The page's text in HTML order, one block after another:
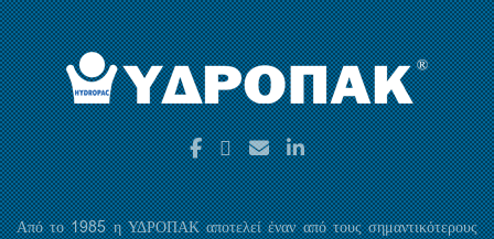
Από το 1985 η ΥΔΡΟΠΑΚ αποτελεί έναν από τους σημαντικότερους